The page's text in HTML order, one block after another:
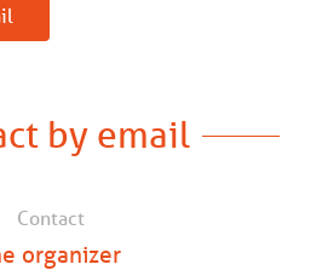
by email
Contact
organizer